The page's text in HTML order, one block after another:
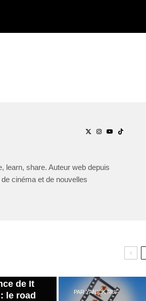
learn, share. Auteur web depuis
cinéma et de nouvelles
de It
le road
PARYANICK RUF